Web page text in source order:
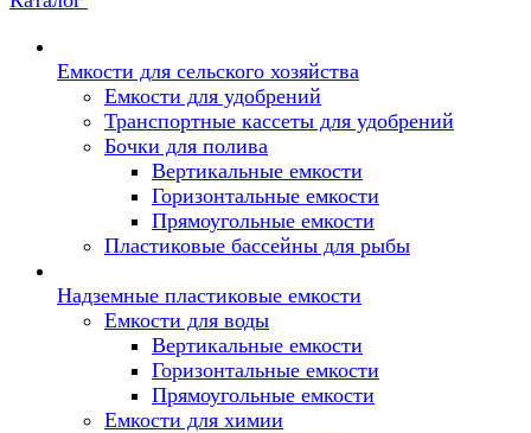
Емкости для сельского хозяйства
Емкости для удобрений
Транспортные кассеты для удобрений
Бочки для полива
Вертикальные емкости
Горизонтальные емкости
Прямоугольные емкости
Пластиковые бассейны для рыбы
Надземные пластиковые емкости
Емкости для воды
Вертикальные емкости
Горизонтальные емкости
Прямоугольные емкости
Емкости для химии